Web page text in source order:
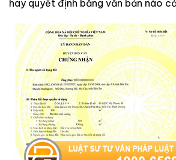
hay quyết định bằng văn bản nào